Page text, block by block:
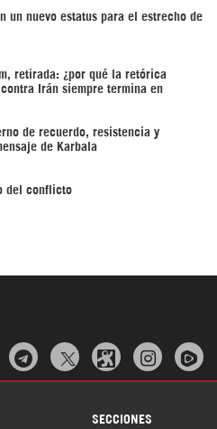
un nuevo estatus para el estrecho de
retirada: ¿por qué la retórica
contra Irán siempre termina en
de recuerdo, resistencia y
de Karbala
del conflicto
  
SECCIONES